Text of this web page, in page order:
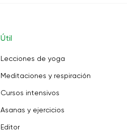
Útil
Lecciones de yoga
Meditaciones y respiración
Cursos intensivos
Asanas y ejercicios
Editor